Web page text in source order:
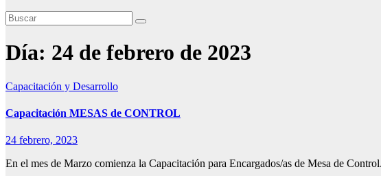
Día: 24 de febrero de 2023
Capacitación y Desarrollo
Capacitación MESAS de CONTROL
24 febrero, 2023
En el mes de Marzo comienza la Capacitación para Encargados/as de Mesa de